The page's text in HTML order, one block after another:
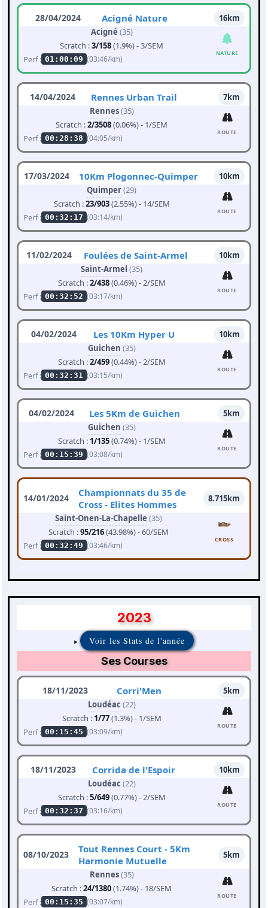
28/04/2024 Acigné Nature
16km
Acigné (35)
Scratch :3/158(1.9%) - 3/SEM
Perf : 01:00:09 (03:46/km)
NATURE
14/04/2024 Rennes Urban Trail
7km
Rennes(35)
Scratch :2/3508(0.06%) - 1/SEM
Perf : 00:28:38 (04:05/km)
ROUTE
17/03/2024 10Km Plogonnec-Quimper
10km
Quimper(29)
Scratch :23/903(2.55%) - 14/SEM
Perf : 00:32:17 (03:14/km)
ROUTE
11/02/2024 Foulées de Saint-Armel
10km
Saint-Armel (35)
Scratch :2/438(0.46%) - 2/SEM
Perf : 00:32:52 (03:17/km)
ROUTE
04/02/2024 Les 10Km Hyper U
10km
Guichen (35)
Scratch :2/459(0.44%) - 2/SEM
Perf : 00:32:31 (03:15/km)
ROUTE
04/02/2024 Les 5Km de Guichen
5km
Guichen (35)
Scratch : 1/135(0.74%) - 1/SEM
Perf : 00:15:39 (03:08/km)
ROUTE
14/01/2024
Championnats du 35 de
Cross - Elites Hommes
8.715km
Saint-Onen-La-Chapelle (35)
Scratch :95/216(43.98%) - 60/SEM
Perf : 00:32:49 (03:46/km)
CROSS
2023
Voir les Stats de l'année
Ses Courses
18/11/2023 Corri'Men
5km
Loudéac (22)
Scratch : 1/77(1.3%) - 1/SEM
Perf : 00:15:45 (03:09/km)
ROUTE
18/11/2023 Corrida de l'Espoir
10km
Loudéac (22)
Scratch :5/649(0.77%) - 2/SEM
Perf : 00:32:37 (03:16/km)
ROUTE
08/10/2023
Tout Rennes Court - 5Km
Harmonie Mutuelle
5km
Rennes(35)
Scratch :24/1380(1.74%) - 18/SEM
Perf : 00:15:35 (03:07/km)
ROUTE